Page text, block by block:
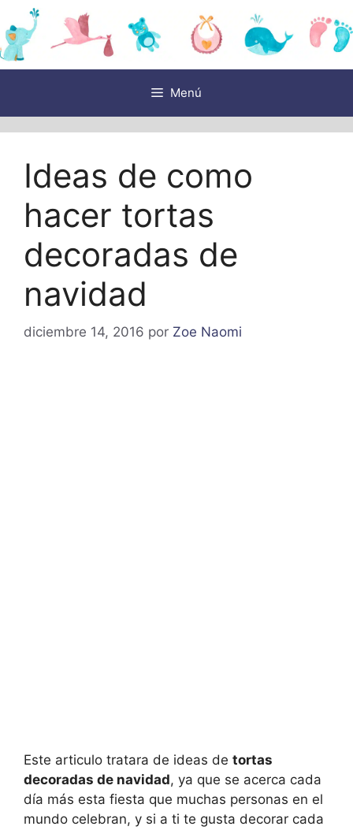
Saltar
al
contenido
Menú
Ideas de como
hacer tortas
decoradas de
navidad
diciembre 14, 2016 por Zoe Naomi
Este articulo tratara de ideas de tortas
decoradas de navidad, ya que se acerca cada
día más esta fiesta que muchas personas en el
mundo celebran, y si a ti te gusta decorar cada